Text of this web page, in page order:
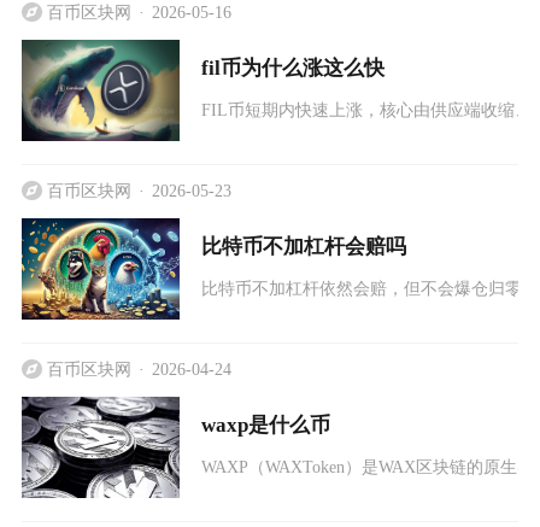
百币区块网 2026-05-16
fil币为什么涨这么快
FIL币短期内快速上涨，核心由供应端收缩
百币区块网 2026-05-23
比特币不加杠杆会赔吗
比特币不加杠杆依然会赔，但不会爆仓归零
百币区块网 2026-04-24
waxp是什么币
WAXP（WAXToken）是WAX区块链的原生实